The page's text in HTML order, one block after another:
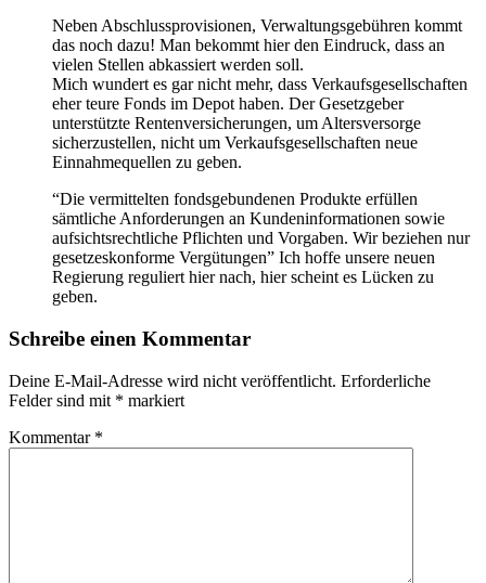
Neben Abschlussprovisionen, Verwaltungsgebühren kommt
das noch dazu! Man bekommt hier den Eindruck, dass an
vielen Stellen abkassiert werden soll.
Mich wundert es gar nicht mehr, dass Verkaufsgesellschaften
eher teure Fonds im Depot haben. Der Gesetzgeber
unterstützte Rentenversicherungen, um Altersversorge
sicherzustellen, nicht um Verkaufsgesellschaften neue
Einnahmequellen zu geben.
“Die vermittelten fondsgebundenen Produkte erfüllen
sämtliche Anforderungen an Kundeninformationen sowie
aufsichtsrechtliche Pflichten und Vorgaben. Wir beziehen nur
gesetzeskonforme Vergütungen” Ich hoffe unsere neuen
Regierung reguliert hier nach, hier scheint es Lücken zu
geben.
Schreibe einen Kommentar
Deine E-Mail-Adresse wird nicht veröffentlicht. Erforderliche
Felder sind mit * markiert
Kommentar *